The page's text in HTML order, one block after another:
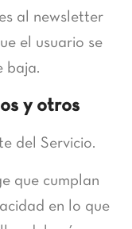
al newsletter
el usuario se
baja.
y otros
del Servicio.
que cumplan
en lo que